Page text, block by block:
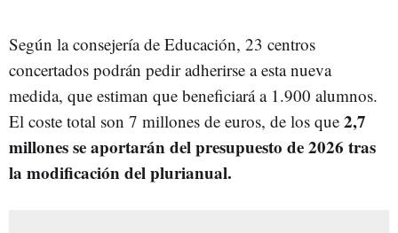
Según la consejería de Educación, 23 centros
concertados podrán pedir adherirse a esta nueva
medida, que estiman que beneficiará a 1.900 alumnos.
El coste total son 7 millones de euros, de los que 2,7
millones se aportarán del presupuesto de 2026 tras
la modificación del plurianual.